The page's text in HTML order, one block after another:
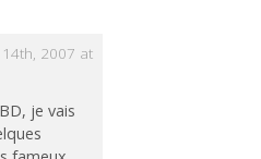
2007 at
je vais